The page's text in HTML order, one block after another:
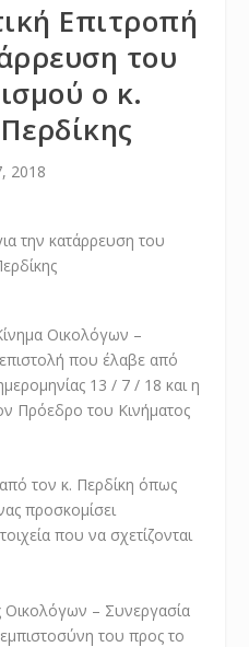
Επιτροπή
του
ο κ.
2018
Οικολόγων –
που έλαβε από
13 / 7 / 18 και η
Πρόεδρο του Κινήματος
τον κ. Περδίκη όπως
προσκομίσει
που να σχετίζονται
– Συνεργασία
του προς το